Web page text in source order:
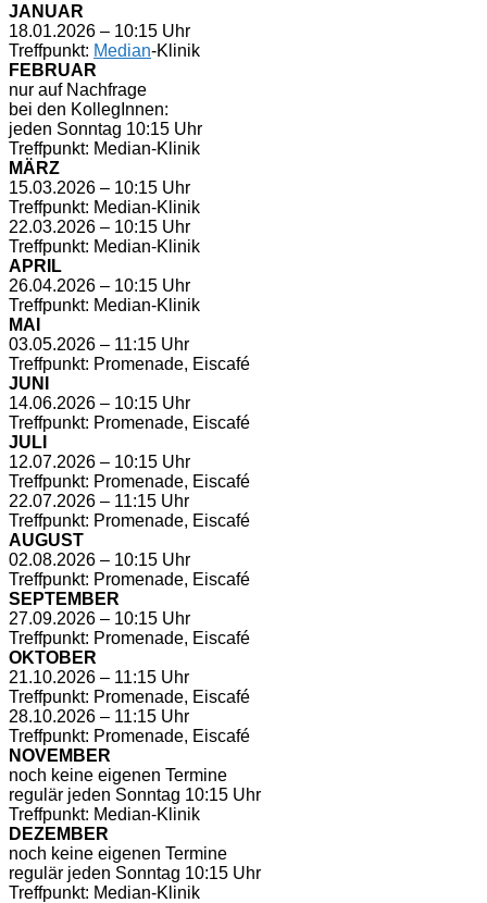
JANUAR
18.01.2026 – 10:15 Uhr
Treffpunkt: Median-Klinik
FEBRUAR
nur auf Nachfrage
bei den KollegInnen:
jeden Sonntag 10:15 Uhr
Treffpunkt: Median-Klinik
MÄRZ
15.03.2026 – 10:15 Uhr
Treffpunkt: Median-Klinik
22.03.2026 – 10:15 Uhr
Treffpunkt: Median-Klinik
APRIL
26.04.2026 – 10:15 Uhr
Treffpunkt: Median-Klinik
MAI
03.05.2026 – 11:15 Uhr
Treffpunkt: Promenade, Eiscafé
JUNI
14.06.2026 – 10:15 Uhr
Treffpunkt: Promenade, Eiscafé
JULI
12.07.2026 – 10:15 Uhr
Treffpunkt: Promenade, Eiscafé
22.07.2026 – 11:15 Uhr
Treffpunkt: Promenade, Eiscafé
AUGUST
02.08.2026 – 10:15 Uhr
Treffpunkt: Promenade, Eiscafé
SEPTEMBER
27.09.2026 – 10:15 Uhr
Treffpunkt: Promenade, Eiscafé
OKTOBER
21.10.2026 – 11:15 Uhr
Treffpunkt: Promenade, Eiscafé
28.10.2026 – 11:15 Uhr
Treffpunkt: Promenade, Eiscafé
NOVEMBER
noch keine eigenen Termine
regulär jeden Sonntag 10:15 Uhr
Treffpunkt: Median-Klinik
DEZEMBER
noch keine eigenen Termine
regulär jeden Sonntag 10:15 Uhr
Treffpunkt: Median-Klinik